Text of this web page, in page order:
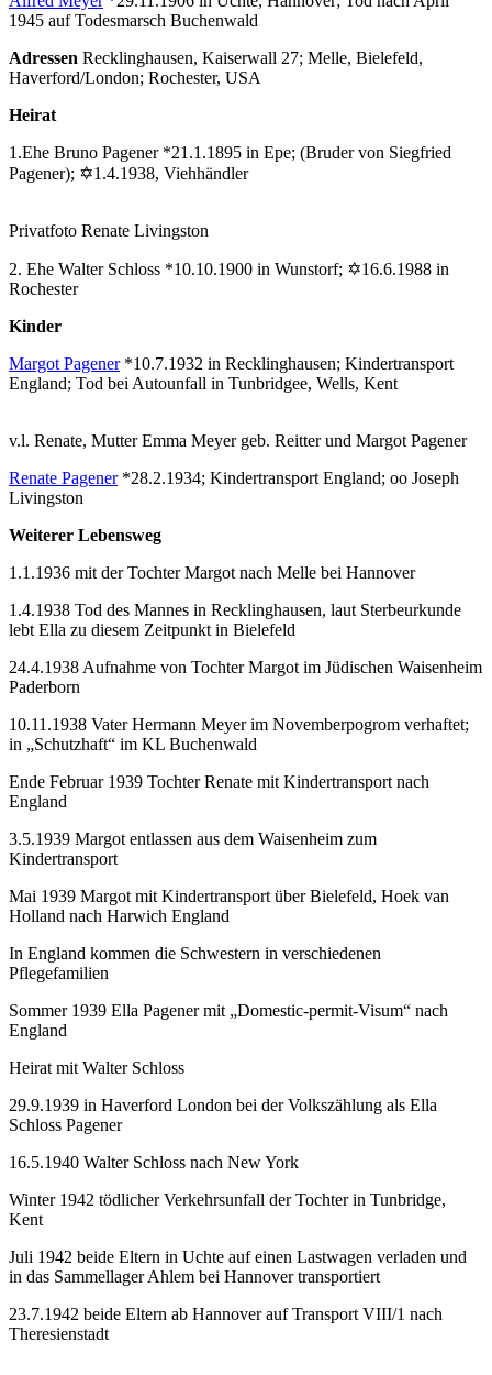
1945 auf Todesmarsch Buchenwald
Adressen Recklinghausen, Kaiserwall 27; Melle, Bielefeld,
Haverford/London; Rochester, USA
Heirat
1.Ehe Bruno Pagener *21.1.1895 in Epe; (Bruder von Siegfried
Pagener); ✡1.4.1938, Viehhändler
Privatfoto Renate Livingston
2. Ehe Walter Schloss *10.10.1900 in Wunstorf; ✡16.6.1988 in
Rochester
Kinder
Margot Pagener*10.7.1932 in Recklinghausen; Kindertransport
England; Tod bei Autounfall in Tunbridgee, Wells, Kent
v.l. Renate, Mutter Emma Meyer geb. Reitter und Margot Pagener
Renate Pagener*28.2.1934; Kindertransport England; oo Joseph
Livingston
Weiterer Lebensweg
1.1.1936 mit der Tochter Margot nach Melle bei Hannover
1.4.1938 Tod des Mannes in Recklinghausen, laut Sterbeurkunde
lebt Ella zu diesem Zeitpunkt in Bielefeld
24.4.1938 Aufnahme von Tochter Margot im Jüdischen Waisenheim
Paderborn
10.11.1938 Vater Hermann Meyer im Novemberpogrom verhaftet;
in „Schutzhaft“ im KL Buchenwald
Ende Februar 1939 Tochter Renate mit Kindertransport nach
England
3.5.1939 Margot entlassen aus dem Waisenheim zum
Kindertransport
Mai 1939 Margot mit Kindertransport über Bielefeld, Hoek van
Holland nach Harwich England
In England kommen die Schwestern in verschiedenen
Pflegefamilien
Sommer 1939 Ella Pagener mit „Domestic-permit-Visum“ nach
England
Heirat mit Walter Schloss
29.9.1939 in Haverford London bei der Volkszählung als Ella
Schloss Pagener
16.5.1940 Walter Schloss nach New York
Winter 1942 tödlicher Verkehrsunfall der Tochter in Tunbridge,
Kent
Juli 1942 beide Eltern in Uchte auf einen Lastwagen verladen und
in das Sammellager Ahlem bei Hannover transportiert
23.7.1942 beide Eltern ab Hannover auf Transport VIII/1 nach
Theresienstadt